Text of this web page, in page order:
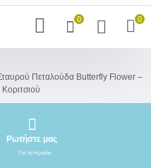
0 0
Πεταλούδα Butterfly Flower –
Ρωτήστε μας
Για το προϊόν